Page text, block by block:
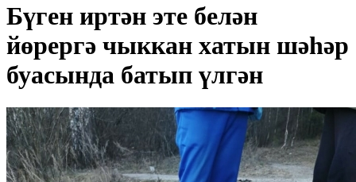
Бүген иртән эте белән
йөрергә чыккан хатын шәһәр
буасында батып үлгән